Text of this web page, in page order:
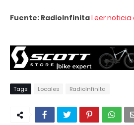
Fuente: RadioInfinitaLeer
Tags Locales RadioInfinita